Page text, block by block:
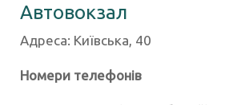
Автовокзал
Адреса: Київська, 40
Номери телефонів